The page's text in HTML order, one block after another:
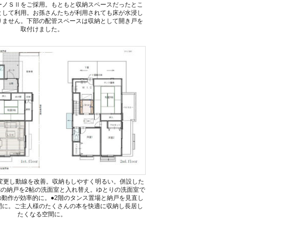
ノＳⅡをご採用。もともと収納スペースだったとこ
て利用。お孫さんたちが利用されても床が水浸し
せん。下部の配管スペースは収納として開き戸を
取付けました。
更し動線を改善。収納もしやすく明るい。併設した
納戸を2帖の洗面室と入れ替え。ゆとりの洗面室で
作が効率的に。●2階のタンス置場と納戸を見直し
。ご主人様のたくさんの本を快適に収納し長居し
たくなる空間に。